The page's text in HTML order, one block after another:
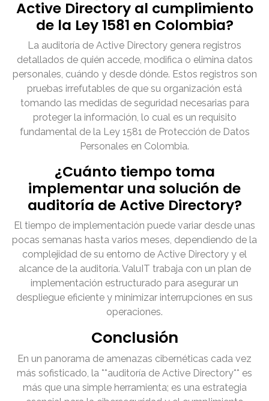
Active Directory al cumplimiento
de la Ley 1581 en Colombia?
La auditoría de Active Directory genera registros
detallados de quién accede, modifica o elimina datos
personales, cuándo y desde dónde. Estos registros son
pruebas irrefutables de que su organización está
tomando las medidas de seguridad necesarias para
proteger la información, lo cual es un requisito
fundamental de la Ley 1581 de Protección de Datos
Personales en Colombia.
¿Cuánto tiempo toma
implementar una solución de
auditoría de Active Directory?
El tiempo de implementación puede variar desde unas
pocas semanas hasta varios meses, dependiendo de la
complejidad de su entorno de Active Directory y el
alcance de la auditoría. ValuIT trabaja con un plan de
implementación estructurado para asegurar un
despliegue eficiente y minimizar interrupciones en sus
operaciones.
Conclusión
En un panorama de amenazas cibernéticas cada vez
más sofisticado, la **auditoría de Active Directory** es
más que una simple herramienta; es una estrategia